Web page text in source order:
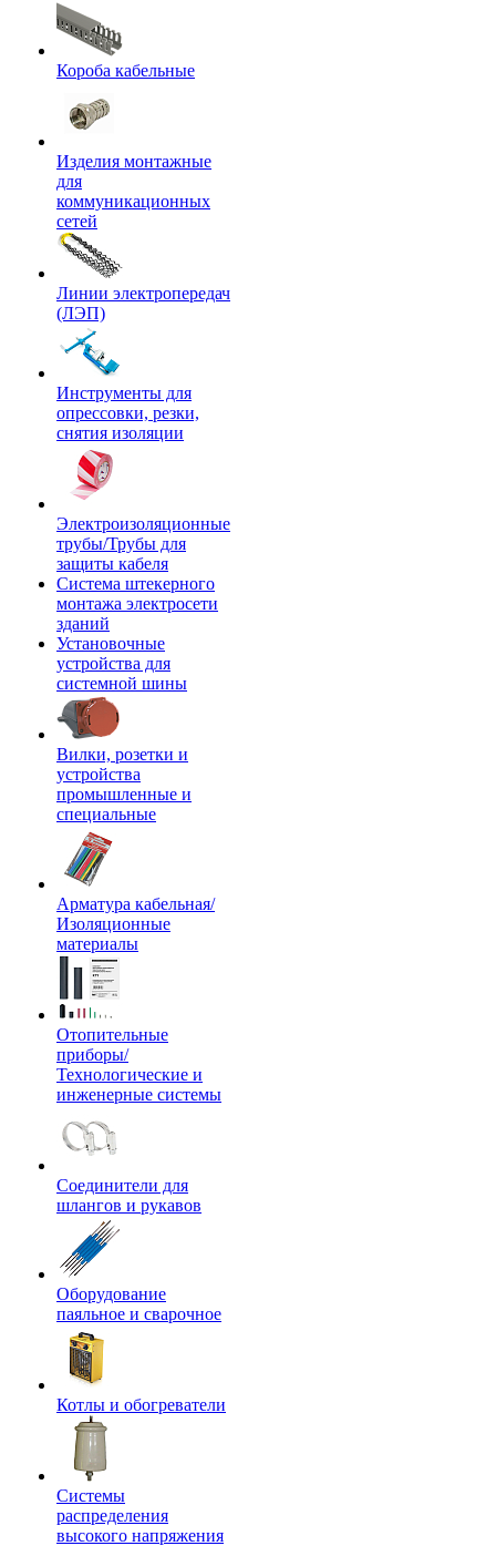
Короба кабельные
Изделия монтажные
для
коммуникационных
сетей
Линии электропередач
(ЛЭП)
Инструменты для
опрессовки, резки,
снятия изоляции
Электроизоляционные
трубы/Трубы для
защиты кабеля
Система штекерного
монтажа электросети
зданий
Установочные
устройства для
системной шины
Вилки, розетки и
устройства
промышленные и
специальные
Арматура кабельная/
Изоляционные
материалы
Отопительные
приборы/
Технологические и
инженерные системы
Соединители для
шлангов и рукавов
Оборудование
паяльное и сварочное
Котлы и обогреватели
Системы
распределения
высокого напряжения